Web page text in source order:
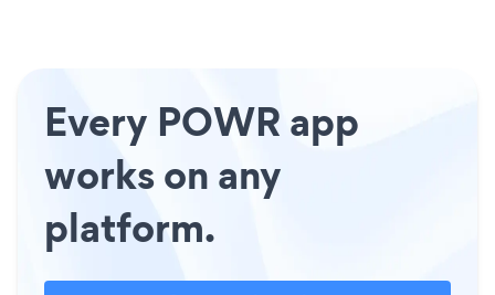
Every POWR app
works on any
platform.